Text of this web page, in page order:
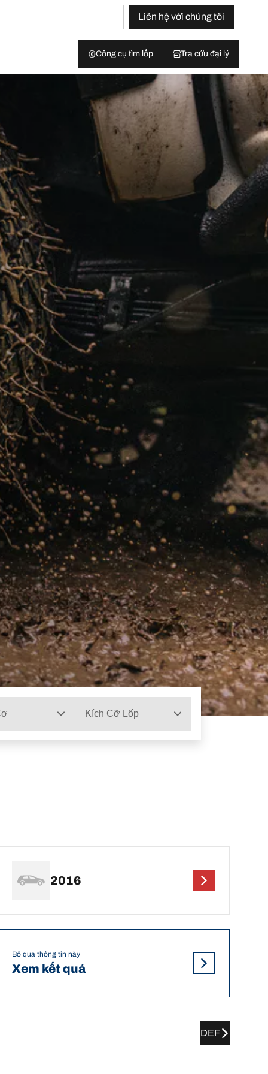
Liên hệ với chúng tôi
Công cụ tìm lốp Tra cứu đại lý
Kích Cỡ Lốp
2016
Bỏ qua thông tin này
Xem kết quả
DEF